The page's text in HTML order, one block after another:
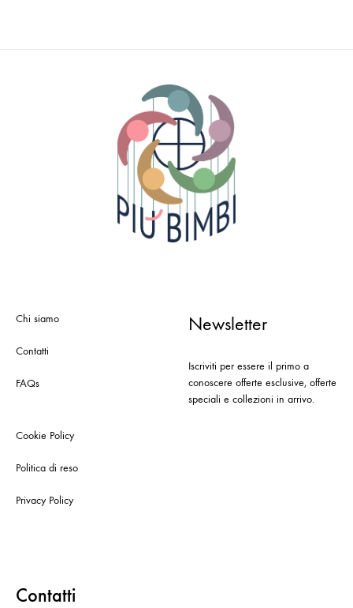
Chi siamo
Contatti
FAQs
Cookie Policy
Politica di reso
Privacy Policy
Newsletter
Iscriviti per essere il primo a
conoscere offerte esclusive, offerte
speciali e collezioni in arrivo.
Contatti